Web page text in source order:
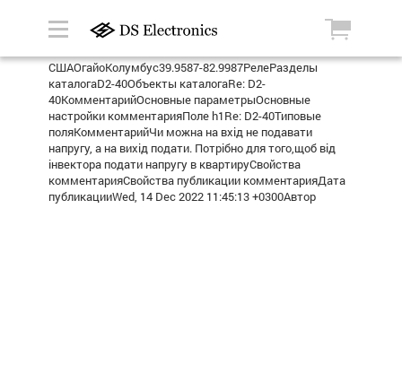
СШАОгайоКолумбус39.9587-82.9987РелеРазделы
каталогаD2-40Объекты каталогаRe: D2-
40КомментарийОсновные параметрыОсновные
настройки комментарияПоле h1Re: D2-40Типовые
поляКомментарийЧи можна на вхід не подавати
напругу, а на вихід подати. Потрібно для того,щоб від
інвектора подати напругу в квартируСвойства
комментарияСвойства публикации комментарияДата
публикацииWed, 14 Dec 2022 11:45:13 +0300Автор